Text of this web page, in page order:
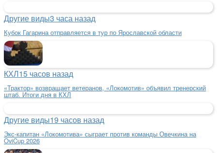
Другие виды3 часа назад
Кубок Гагарина отправляется в тур по Ярославской области
КХЛ15 часов назад
«Трактор» возвращает ветеранов, «Локомотив» объявил тренерский
штаб. Итоги дня в КХЛ
Другие виды19 часов назад
Экс-капитан «Локомотива» сыграет против команды Овечкина на
OviCup 2026